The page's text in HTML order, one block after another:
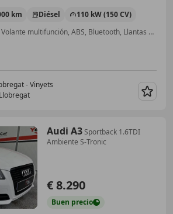
km Diésel
110 kW (150 CV)
Suspensión deportiva, Volante multifunción, ABS, Bluetooth, Llantas de aleación
- Vinyets
Audi A3Sportback 1.6TDI
Ambiente S-Tronic
€ 8.290
Buen precio